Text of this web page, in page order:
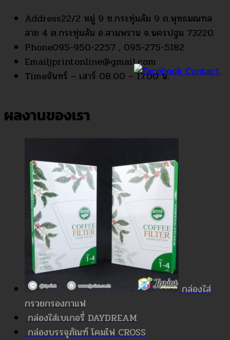
Address22/2 หมู่ 9 ซ.กระทุ่มล้ม 9 ถ.พุทธมณฑล
สาย 4 ต.กระทุ่มล้ม อ.สามพราน จ.นครปฐม 73220
Phone095-950-2257 , 095-275-5182
Emailjprintonline@gmail.com
Timeจันทร์ – เสาร์ 08.00 – 17.00 น.
ผลงานของเรา
กล่องใส่
กรวยกรองกาแฟ
กล่องใส่เบเกอรี่ DAYDREAM
กล่องบรรจุภัณฑ์ โคมไฟ CROSS